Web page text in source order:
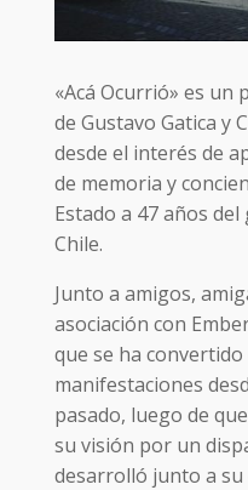
«Acá Ocurrió» es
de Gustavo Gatica y
desde el interés de
de memoria y
Estado a 47 años
Chile.
Junto a amigos,
asociación con
que se ha
manifestaciones
pasado, luego de
su visión por un
desarrolló junto a